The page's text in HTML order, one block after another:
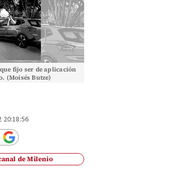
fijo ser de aplicación
(Moisés Butze)
20:18:56
de Milenio